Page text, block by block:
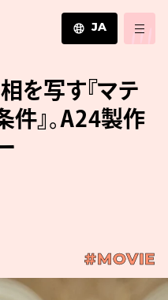
JA
EN
を写す『マテ
件』。A24製作
#MOVIE